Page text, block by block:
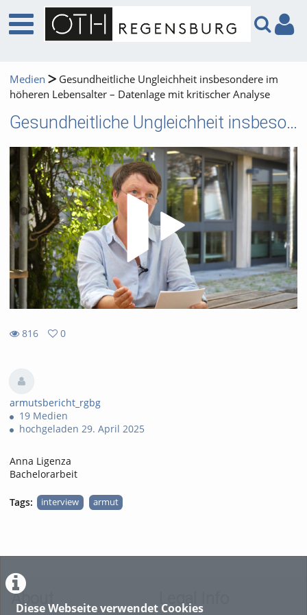
Diese Webseite verwendet Cookies
Medien
Gesundheitliche Ungleichheit insbesondere im
höheren Lebensalter – Datenlage mit kritischer Analyse
Gesundheitliche Ungleichheit insbesondere im höheren Lebensalter – Datenlage mit kritischer Analyse
816
0
armutsbericht_rgbg
19 Medien
hochgeladen 29. April 2025
Anna Ligenza
Bachelorarbeit
Tags: interview armut
About Legal Info